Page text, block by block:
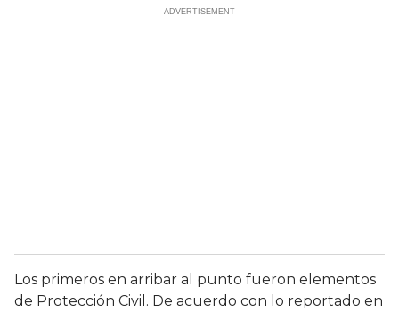
Los primeros en arribar al punto fueron elementos
de Protección Civil. De acuerdo con lo reportado en